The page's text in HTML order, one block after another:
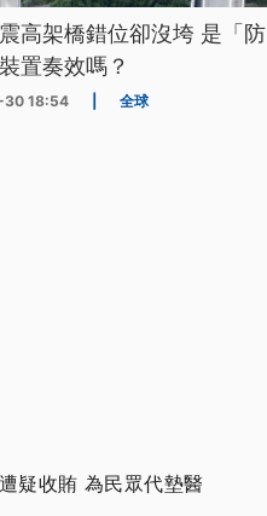
高架橋錯位卻沒垮 是「防
置奏效嗎？
18:54 全球
疑收賄 為民眾代墊醫